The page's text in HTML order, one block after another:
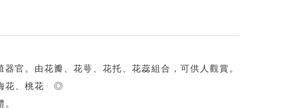
器官。由花瓣、花萼、花托、花蕊組合，可供人觀賞。
梅花、桃花 ◎